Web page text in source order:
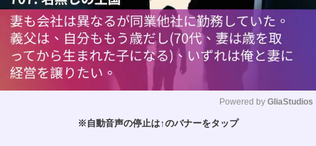
Powered by GliaStudios
※自動音声の停止は↑のバナーをタップ